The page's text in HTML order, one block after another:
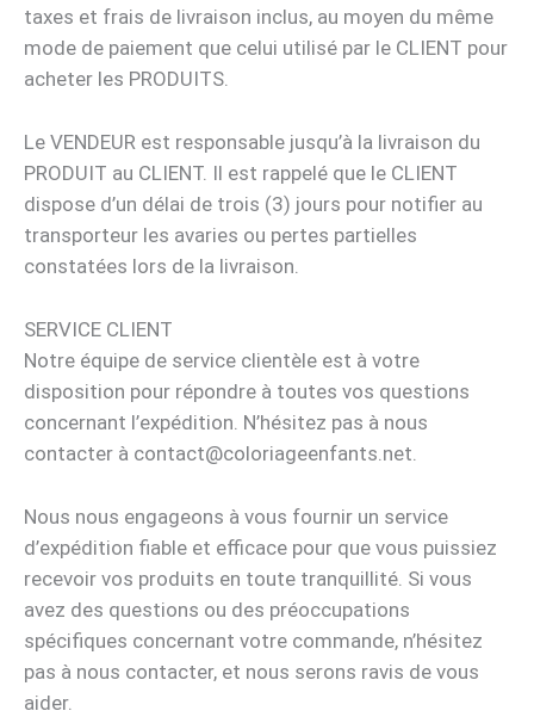
taxes et frais de livraison inclus, au moyen du même
mode de paiement que celui utilisé par le CLIENT pour
acheter les PRODUITS.
Le VENDEUR est responsable jusqu’à la livraison du
PRODUIT au CLIENT. Il est rappelé que le CLIENT
dispose d’un délai de trois (3) jours pour notifier au
transporteur les avaries ou pertes partielles
constatées lors de la livraison.
SERVICE CLIENT
Notre équipe de service clientèle est à votre
disposition pour répondre à toutes vos questions
concernant l’expédition. N’hésitez pas à nous
contacter à contact@coloriageenfants.net.
Nous nous engageons à vous fournir un service
d’expédition fiable et efficace pour que vous puissiez
recevoir vos produits en toute tranquillité. Si vous
avez des questions ou des préoccupations
spécifiques concernant votre commande, n’hésitez
pas à nous contacter, et nous serons ravis de vous
aider.